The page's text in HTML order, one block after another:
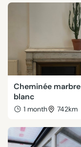
Cheminée marbre
blanc
1 month 742km